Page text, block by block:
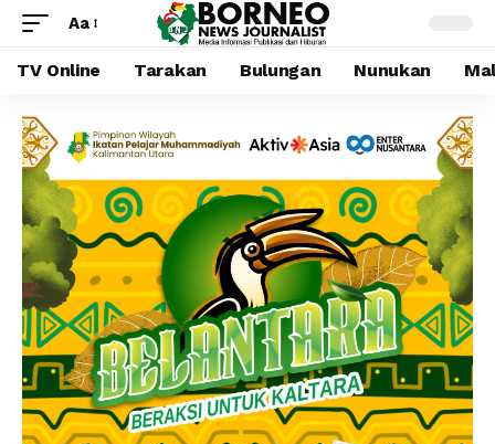
Aa
TV Online Tarakan Bulungan Nunukan